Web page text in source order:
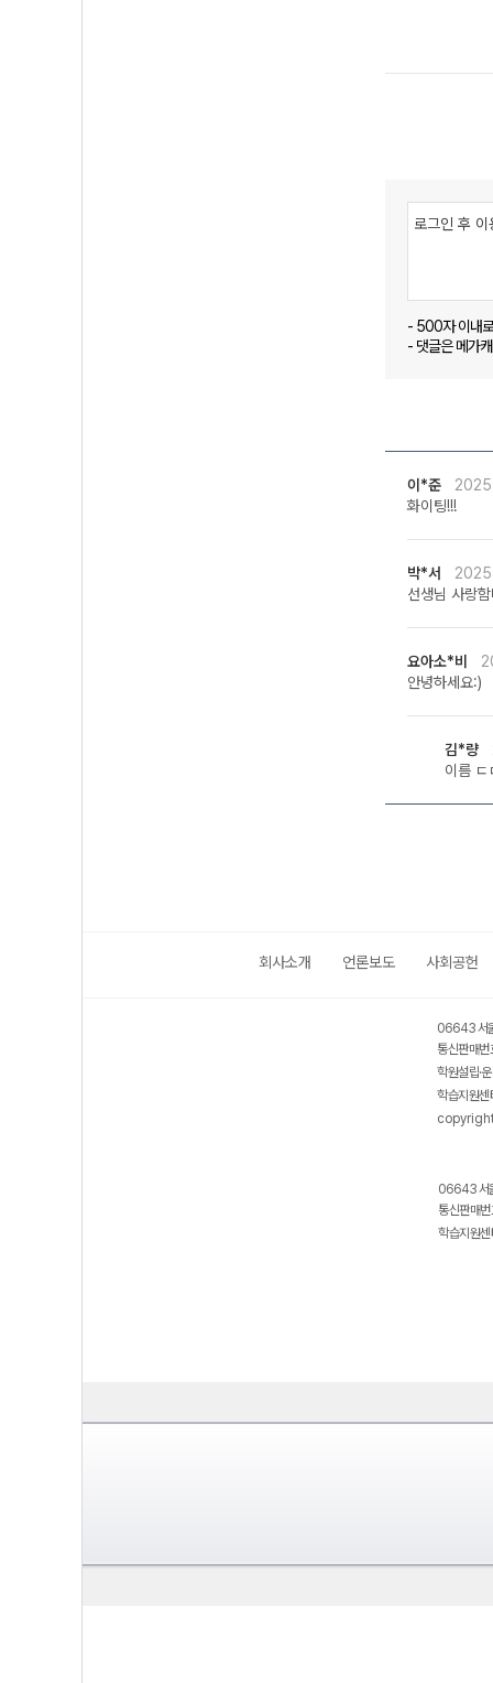
- 500자 이내
- 댓글은 메가
이*준
화이팅!!!
박*서
선생님 사랑
요아소*비
안녕하세요:)
김*량
이름 ㄷ
회사소개 언론보도 사회공헌
06643 서
통신판매
학원설립·
학습지원
06643 서
통신판매
학습지원